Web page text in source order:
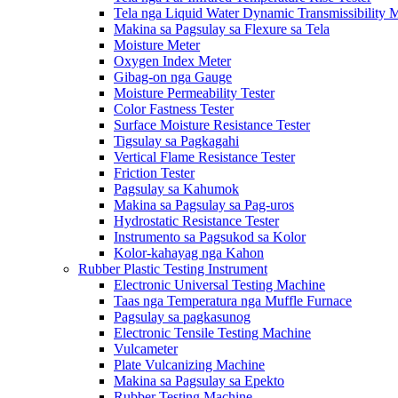
Tela nga Liquid Water Dynamic Transmissibility
Makina sa Pagsulay sa Flexure sa Tela
Moisture Meter
Oxygen Index Meter
Gibag-on nga Gauge
Moisture Permeability Tester
Color Fastness Tester
Surface Moisture Resistance Tester
Tigsulay sa Pagkagahi
Vertical Flame Resistance Tester
Friction Tester
Pagsulay sa Kahumok
Makina sa Pagsulay sa Pag-uros
Hydrostatic Resistance Tester
Instrumento sa Pagsukod sa Kolor
Kolor-kahayag nga Kahon
Rubber Plastic Testing Instrument
Electronic Universal Testing Machine
Taas nga Temperatura nga Muffle Furnace
Pagsulay sa pagkasunog
Electronic Tensile Testing Machine
Vulcameter
Plate Vulcanizing Machine
Makina sa Pagsulay sa Epekto